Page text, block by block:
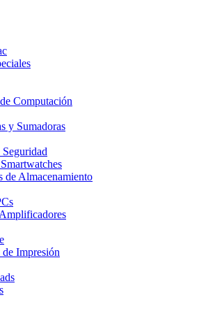
Computación
y Sumadoras
Seguridad
de Almacenamiento
Impresión